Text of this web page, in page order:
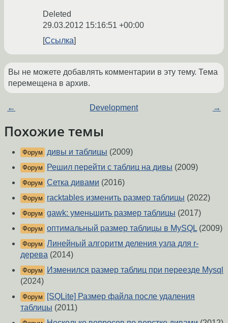
Deleted
29.03.2012 15:16:51 +00:00
Ссылка
Вы не можете добавлять комментарии в эту тему. Тема
перемещена в архив.
← Development →
Похожие темы
Форум дивы и таблицы (2009)
Форум Решил перейти с таблиц на дивы (2009)
Форум Сетка дивами (2016)
Форум racktables изменить размер таблицы (2022)
Форум gawk: уменьшить размер таблицы (2017)
Форум оптимальный размер таблицы в MySQL (2009)
Форум Линейный алгоритм деления узла для r-
дерева (2014)
Форум
Изменился размер таблиц при переезде Mysql
(2024)
Форум
[SQLite] Размер файла после удаления
таблицы (2011)